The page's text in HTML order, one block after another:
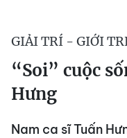
GIẢI TRÍ - GIỚI
“Soi” cuộc
Hưng
Nam ca sĩ Tuấn